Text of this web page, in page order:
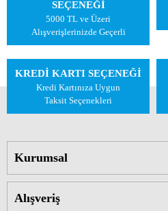
SEÇENEĞİ
5000 TL ve Üzeri
Alışverişlerinizde Geçerli
KREDİ KARTI SEÇENEĞİ
Kredi Kartınıza Uygun
Taksit Seçenekleri
Kurumsal
Alışveriş